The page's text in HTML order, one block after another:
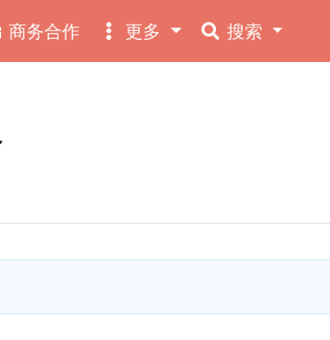
商务合作 更多 搜索